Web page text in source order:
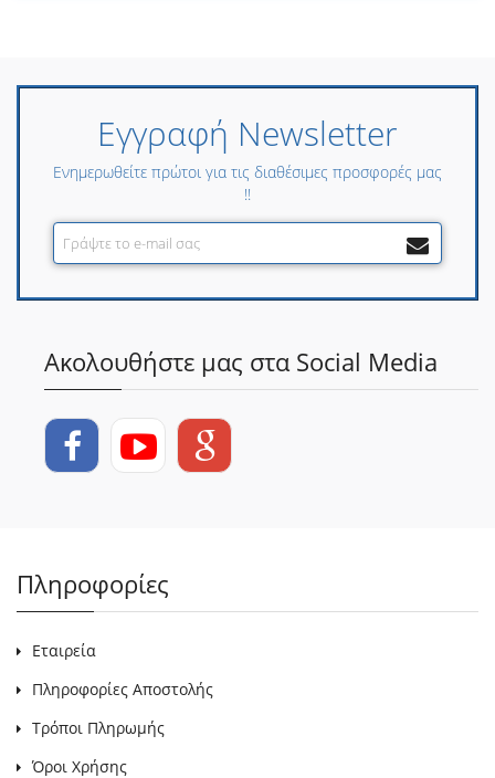
Εγγραφή Newsletter
Ενημερωθείτε πρώτοι για τις διαθέσιμες προσφορές μας
!!
Ακολουθήστε μας στα Social Media
Πληροφορίες
Εταιρεία
Πληροφορίες Αποστολής
Τρόποι Πληρωμής
Όροι Χρήσης